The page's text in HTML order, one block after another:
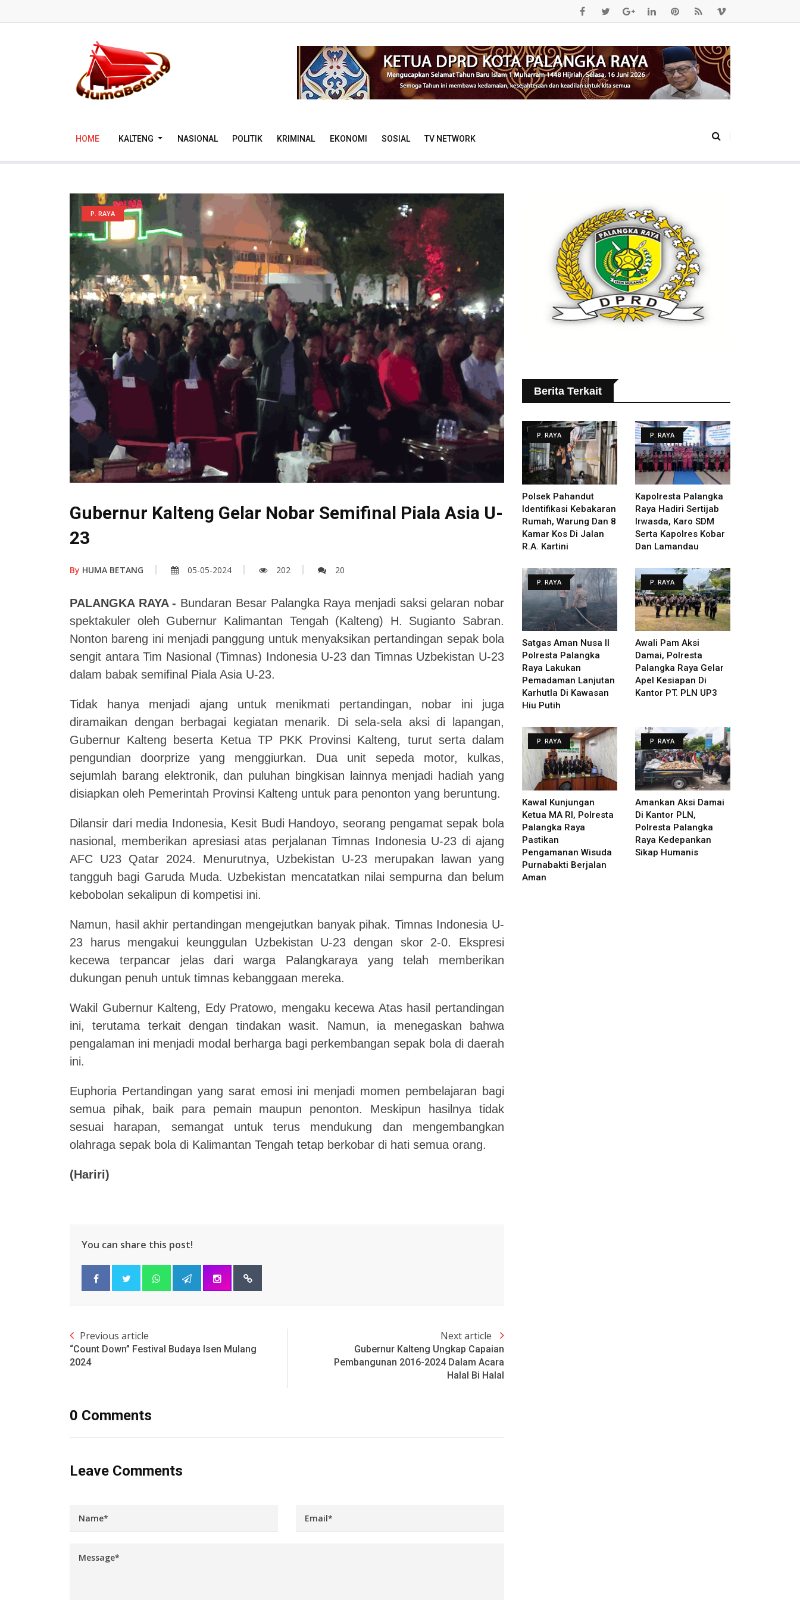
HOME KALTENG NASIONAL POLITIK KRIMINAL EKONOMI SOSIAL TV NETWORK
P. RAYA
Gubernur Kalteng Gelar Nobar Semifinal Piala Asia U-
23
By HUMA BETANG 05-05-2024 202 20
PALANGKA RAYA - Bundaran Besar Palangka Raya menjadi saksi gelaran nobar
spektakuler oleh Gubernur Kalimantan Tengah (Kalteng) H. Sugianto Sabran.
Nonton bareng ini menjadi panggung untuk menyaksikan pertandingan sepak bola
sengit antara Tim Nasional (Timnas) Indonesia U-23 dan Timnas Uzbekistan U-23
dalam babak semifinal Piala Asia U-23.
Tidak hanya menjadi ajang untuk menikmati pertandingan, nobar ini juga
diramaikan dengan berbagai kegiatan menarik. Di sela-sela aksi di lapangan,
Gubernur Kalteng beserta Ketua TP PKK Provinsi Kalteng, turut serta dalam
pengundian doorprize yang menggiurkan. Dua unit sepeda motor, kulkas,
sejumlah barang elektronik, dan puluhan bingkisan lainnya menjadi hadiah yang
disiapkan oleh Pemerintah Provinsi Kalteng untuk para penonton yang beruntung.
Dilansir dari media Indonesia, Kesit Budi Handoyo, seorang pengamat sepak bola
nasional, memberikan apresiasi atas perjalanan Timnas Indonesia U-23 di ajang
AFC U23 Qatar 2024. Menurutnya, Uzbekistan U-23 merupakan lawan yang
tangguh bagi Garuda Muda. Uzbekistan mencatatkan nilai sempurna dan belum
kebobolan sekalipun di kompetisi ini.
Namun, hasil akhir pertandingan mengejutkan banyak pihak. Timnas Indonesia U-
23 harus mengakui keunggulan Uzbekistan U-23 dengan skor 2-0. Ekspresi
kecewa terpancar jelas dari warga Palangkaraya yang telah memberikan
dukungan penuh untuk timnas kebanggaan mereka.
Wakil Gubernur Kalteng, Edy Pratowo, mengaku kecewa Atas hasil pertandingan
ini, terutama terkait dengan tindakan wasit. Namun, ia menegaskan bahwa
pengalaman ini menjadi modal berharga bagi perkembangan sepak bola di daerah
ini.
Euphoria Pertandingan yang sarat emosi ini menjadi momen pembelajaran bagi
semua pihak, baik para pemain maupun penonton. Meskipun hasilnya tidak
sesuai harapan, semangat untuk terus mendukung dan mengembangkan
olahraga sepak bola di Kalimantan Tengah tetap berkobar di hati semua orang.
(Hariri)
You can share this post!
Previous article
“Count Down” Festival Budaya Isen Mulang
2024
Next article
Gubernur Kalteng Ungkap Capaian
Pembangunan 2016-2024 Dalam Acara
Halal Bi Halal
0 Comments
Leave Comments
Berita Terkait
P. RAYA
Polsek Pahandut
Identifikasi Kebakaran
Rumah, Warung Dan 8
Kamar Kos Di Jalan
R.A. Kartini
P. RAYA
Kapolresta Palangka
Raya Hadiri Sertijab
Irwasda, Karo SDM
Serta Kapolres Kobar
Dan Lamandau
P. RAYA
Satgas Aman Nusa II
Polresta Palangka
Raya Lakukan
Pemadaman Lanjutan
Karhutla Di Kawasan
Hiu Putih
P. RAYA
Awali Pam Aksi
Damai, Polresta
Palangka Raya Gelar
Apel Kesiapan Di
Kantor PT. PLN UP3
P. RAYA
Kawal Kunjungan
Ketua MA RI, Polresta
Palangka Raya
Pastikan
Pengamanan Wisuda
Purnabakti Berjalan
Aman
P. RAYA
Amankan Aksi Damai
Di Kantor PLN,
Polresta Palangka
Raya Kedepankan
Sikap Humanis